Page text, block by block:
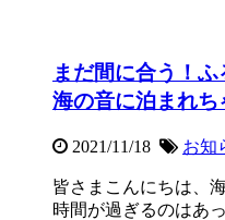
まだ間に合う！
海の音に泊まれち
2021/11/18 お知
皆さまこんにちは、
時間が過ぎるのはあ